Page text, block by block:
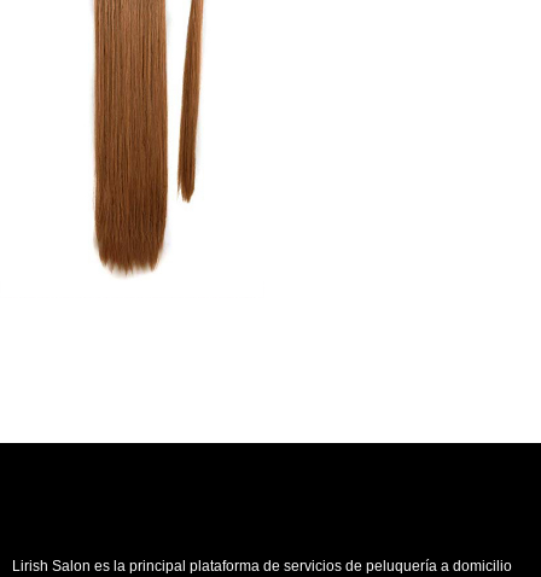
Lirish Salon es la principal plataforma de servicios de peluquería a domicilio